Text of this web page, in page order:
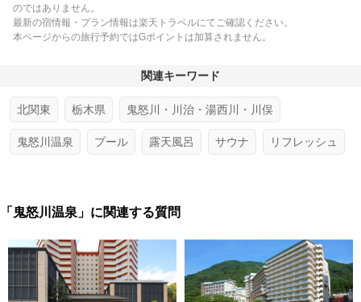
のではありません。
最新の宿情報・プラン情報は楽天トラベルにてご確認ください。
本ページからの旅行予約ではGポイントは加算されません。
関連キーワード
北関東 栃木県 鬼怒川・川治・湯西川・川俣
鬼怒川温泉 プール 露天風呂 サウナ リフレッシュ
「鬼怒川温泉」に関連する質問